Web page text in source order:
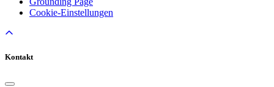
Cookie-Einstellungen
Kontakt